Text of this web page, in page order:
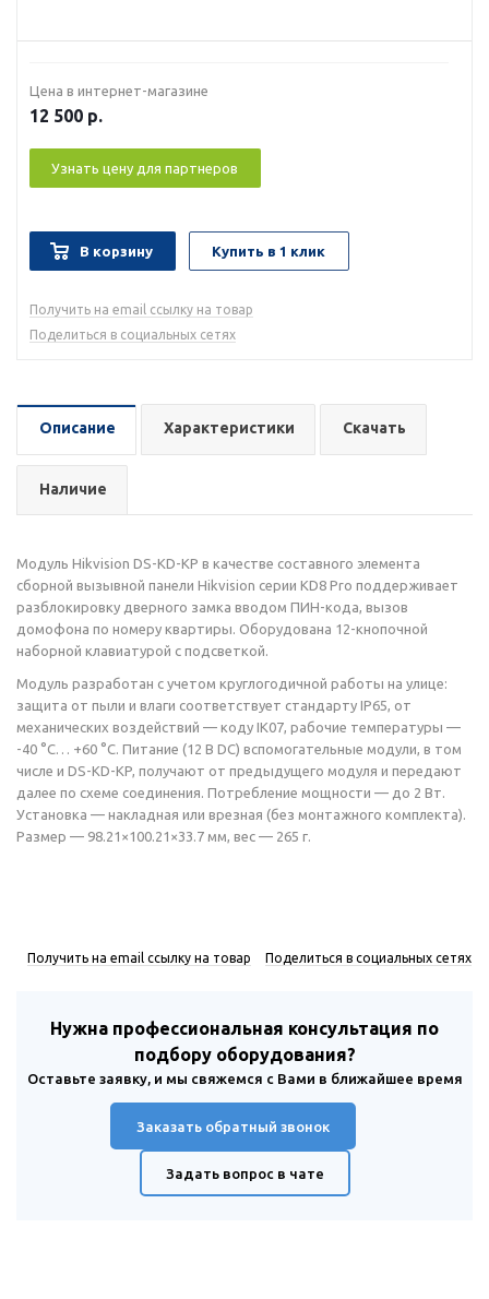
Цена в интернет-магазине
12 500 р.
Узнать цену для партнеров
В корзину Купить в 1 клик
Получить на email ссылку на товар
Поделиться в социальных сетях
Описание Характеристики Скачать
Наличие
Модуль Hikvision DS-KD-KP в качестве составного элемента
сборной вызывной панели Hikvision серии KD8 Pro поддерживает
разблокировку дверного замка вводом ПИН-кода, вызов
домофона по номеру квартиры. Оборудована 12-кнопочной
наборной клавиатурой с подсветкой.
Модуль разработан с учетом круглогодичной работы на улице:
защита от пыли и влаги соответствует стандарту IP65, от
механических воздействий — коду IK07, рабочие температуры —
-40 °C… +60 °C. Питание (12 В DC) вспомогательные модули, в том
числе и DS-KD-KP, получают от предыдущего модуля и передают
далее по схеме соединения. Потребление мощности — до 2 Вт.
Установка — накладная или врезная (без монтажного комплекта).
Размер — 98.21×100.21×33.7 мм, вес — 265 г.
Получить на email ссылку на товар Поделиться в социальных сетях
Нужна профессиональная консультация по
подбору оборудования?
Оставьте заявку, и мы свяжемся с Вами в ближайшее время
Заказать обратный звонок
Задать вопрос в чате